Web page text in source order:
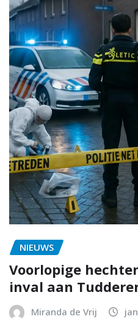
NIEUWS
Voorlopige
inval aan
Miranda de Vrij